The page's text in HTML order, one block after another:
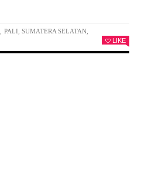
PALI ,SUMATERA SELATAN
LIKE